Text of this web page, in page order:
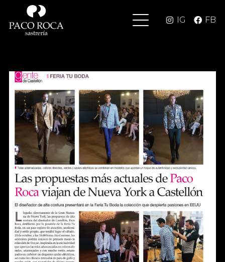
IG FB